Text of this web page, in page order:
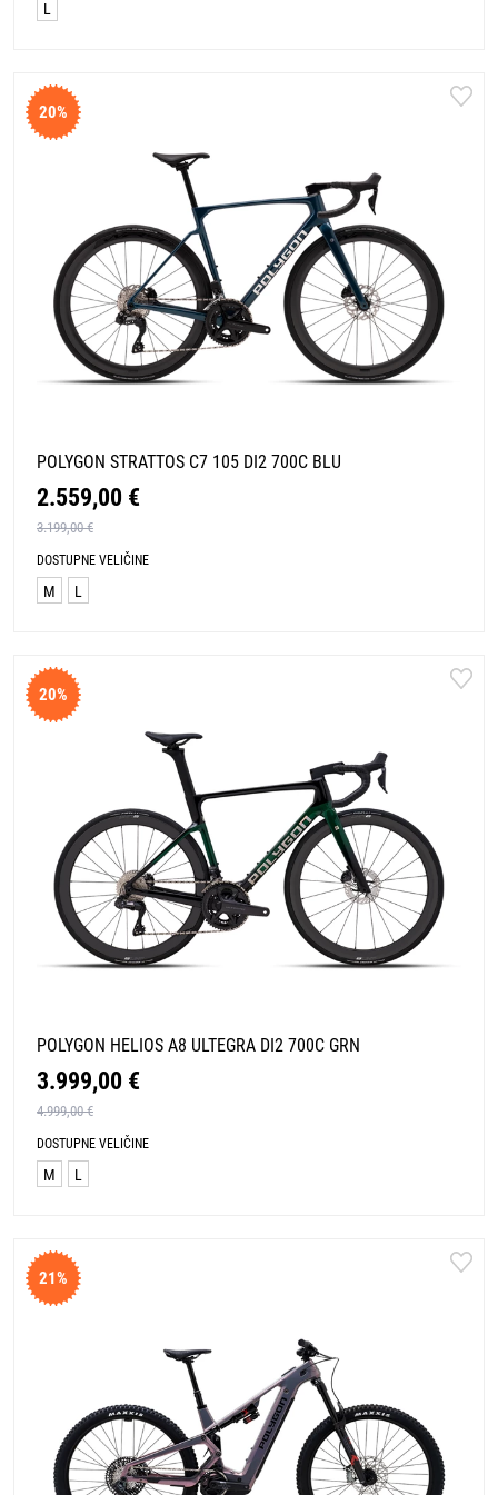
L
20%
POLYGON STRATTOS C7 105 DI2 700C BLU
2.559,00 €
3.199,00 €
DOSTUPNE VELIČINE
M L
20%
POLYGON HELIOS A8 ULTEGRA DI2 700C GRN
3.999,00 €
4.999,00 €
DOSTUPNE VELIČINE
M L
21%